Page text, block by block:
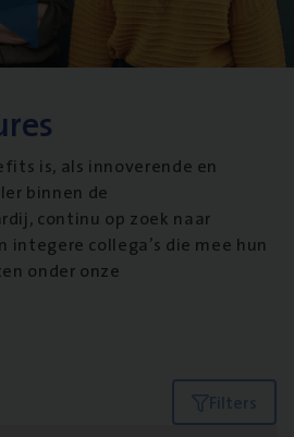
is, als innoverende en
binnen de
continu op zoek naar
collega’s die mee hun
onder onze
Filters